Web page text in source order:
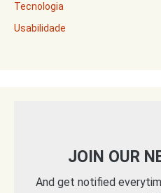
Tecnologia
Usabilidade
JOIN OUR
And get notified